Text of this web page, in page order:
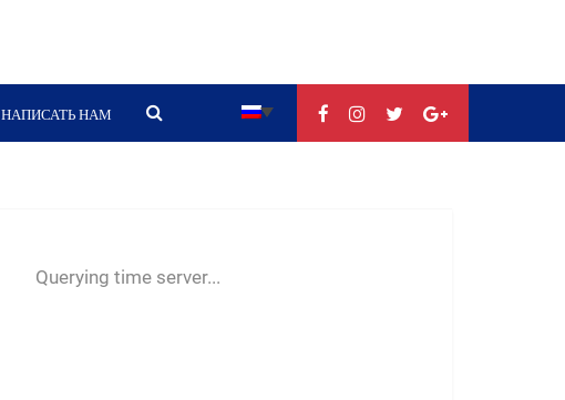
НАПИСАТЬ НАМ
Querying time server...
--:--